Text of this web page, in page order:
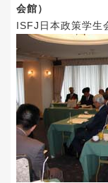
会館）
ISFJ日本政策学生